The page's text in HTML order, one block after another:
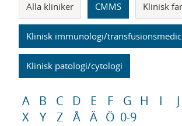
Alla kliniker CMMS Klinisk
Klinisk immunologi/
Klinisk patologi/cytologi
A B C D E F G H I J
X
Y Z Å Ä Ö 0-9